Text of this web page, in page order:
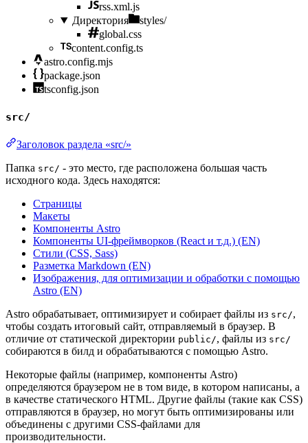
rss.xml.js
Директория
styles/
global.css
content.config.ts
astro.config.mjs
package.json
tsconfig.json
src/
Заголовок раздела «src/»
Папка src/ - это место, где расположена большая часть
исходного кода. Здесь находятся:
Страницы
Макеты
Компоненты Astro
Компоненты UI-фреймворков (React и т.д.) (EN)
Стили (CSS, Sass)
Разметка Markdown (EN)
Изображения, для оптимизации и обработки с помощью
Astro (EN)
Astro обрабатывает, оптимизирует и собирает файлы из src/,
чтобы создать итоговый сайт, отправляемый в браузер. В
отличие от статической директории public/, файлы из src/
собираются в билд и обрабатываются с помощью Astro.
Некоторые файлы (например, компоненты Astro)
определяются браузером не в том виде, в котором написаны, а
в качестве статического HTML. Другие файлы (такие как CSS)
отправляются в браузер, но могут быть оптимизированы или
объединены с другими CSS-файлами для
производительности.